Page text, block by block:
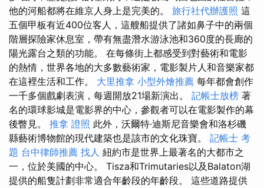
他的河船都將在維京人身上是完美的。 旅行社代辦護照 這
五個甲板有近400位客人，這艘船提供了諸如鼻子中的兩個
階層探險家休息室，帶有無盡潛水游泳池和360度的長廊的
陽光露台之類的功能。 在每條街上都感受到對藝術和電影
的熱情，世界各地的大多數藝術家，電影製片人和音樂家都
在這裡生活和工作。 大里推拿 小型外燴推薦 每年都會創作
一千多個戲劇表演，每週開放21場新演出。 記帳士放榜 著
名的環球影城是電影界的中心，參觀者可以在電影製作的幕
後瞥見。 推拿 證照 此外，沃爾特·迪斯尼音樂會和洛杉磯
縣藝術博物館的現代建築也是該市的文化珠寶。 記帳士 考
題 台中律師推薦 找人 紐約市是世界上最著名的大都市之
一，位於美國的中心。 Tisza和Trimutaries以及Balaton湖
提供的船隻計劃非常適合年齡段的年齡段。 這些道路提供